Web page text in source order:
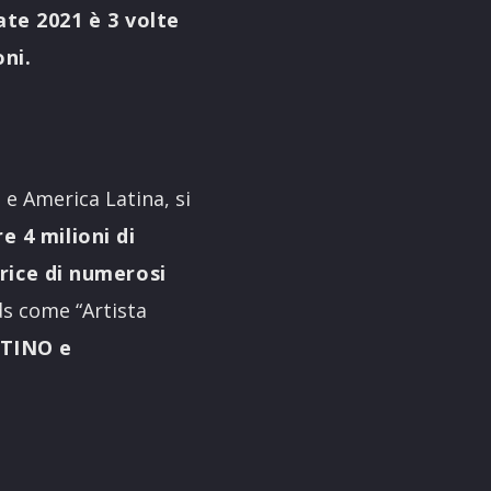
2021 è 3 volte
America Latina, si
4 milioni di
di numerosi
come “Artista
e